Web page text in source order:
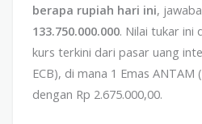
berapa rupiah hari ini,
133.750.000.000. Nilai tukar ini
kurs terkini dari pasar uang
ECB), di mana 1 Emas ANTAM
dengan Rp 2.675.000,00.